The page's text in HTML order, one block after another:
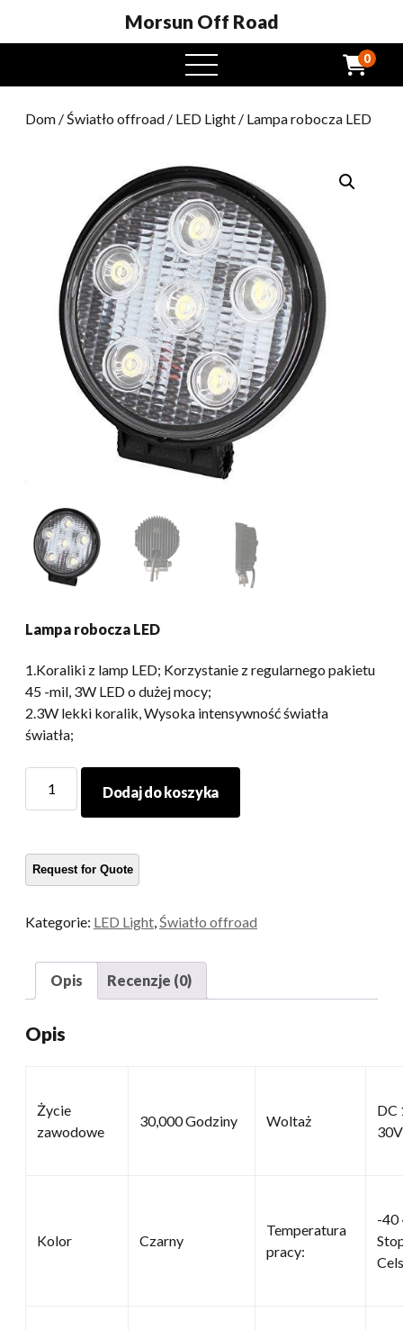
Morsun Off Road
Otwarte
menu
0
Dom /Światło offroad / LED Light / Lampa robocza LED
Lampa robocza LED
1.Koraliki z lamp LED; Korzystanie z regularnego pakietu
45 -mil, 3W LED o dużej mocy;
2.3W lekki koralik, Wysoka intensywność światła
światła;
robocza
Dodaj do koszyka
Kategorie: LED Light Światło offroad
Opis Recenzje (0)
Opis
Życie
zawodowe
30,000 Godziny Woltaż
DC
30V
Kolor Czarny
Temperatura
pracy:
-40